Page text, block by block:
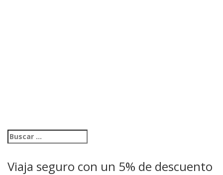
Viaja seguro con un 5% de descuento